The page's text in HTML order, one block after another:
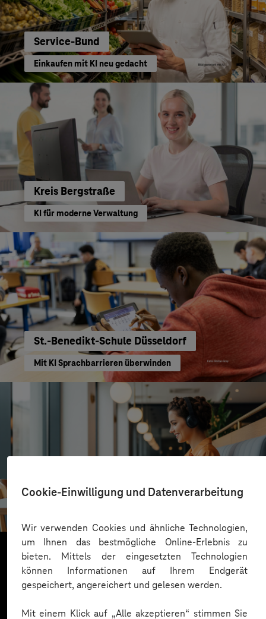
Cookie-Einwilligung und Datenverarbeitung
Wir verwenden Cookies und ähnliche Technologien,
um Ihnen das bestmögliche Online-Erlebnis zu
bieten. Mittels der eingesetzten Technologien
können Informationen auf Ihrem Endgerät
gespeichert, angereichert und gelesen werden.
Mit einem Klick auf „Alle akzeptieren“ stimmen Sie
Service-Bund
Einkaufen mit KI neu gedacht
Kreis Bergstraße
KI für moderne Verwaltung
St.-Benedikt-Schule Düsseldorf
Mit KI Sprachbarrieren überwinden
Skalierbare Vertriebsplattform mit KI und Low-
Mehr laden